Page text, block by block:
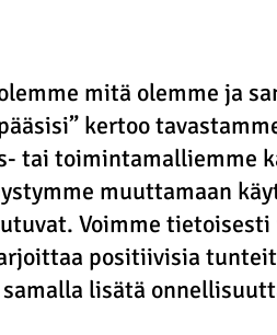
mitä olemme ja
kertoo
tai toimintamalliemme
muuttamaan
Voimme
positiivisia
lisätä